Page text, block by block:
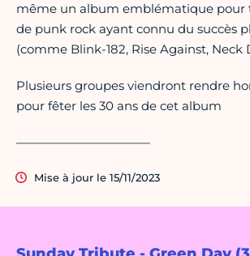
même un album emblématique pour
de punk rock ayant connu du succès
(comme Blink-182, Rise Against, Neck
Plusieurs groupes viendront rendre
pour fêter les 30 ans de cet album
———————————
Mise à jour le 15/11/2023